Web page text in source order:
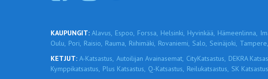
KAUPUNGIT: Alavus, Espoo, Forssa, Helsinki, Hyvinkää, Hämeenlinna,
Oulu, Pori, Raisio, Rauma, Riihimäki, Rovaniemi, Salo, Seinäjoki, Tampere,
KETJUT: A-Katsastus, Autoilijan Avainasemat, CityKatsastus, DEKRA
Kymppikatsastus, Plus Katsastus, Q-Katsastus, Reilukatsastus, SK